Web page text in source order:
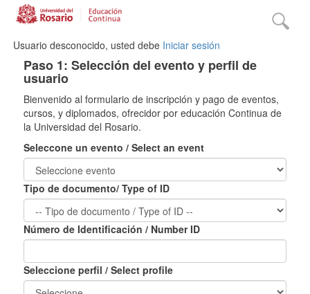
Usuario desconocido, usted debe Iniciar sesión
Paso 1: Selección del evento y perfil de
usuario
Bienvenido al formulario de inscripción y pago de eventos,
cursos, y diplomados, ofrecidor por educación Continua de
la Universidad del Rosario.
Seleccone un evento / Select an event
Tipo de documento/ Type of ID
Número de Identificación / Number ID
Seleccione perfil / Select profile